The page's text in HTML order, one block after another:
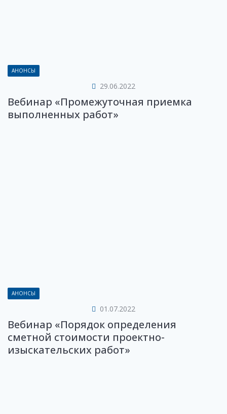
АНОНСЫ
29.06.2022
Вебинар «Промежуточная приемка
выполненных работ»
АНОНСЫ
01.07.2022
Вебинар «Порядок определения
сметной стоимости проектно-
изыскательских работ»